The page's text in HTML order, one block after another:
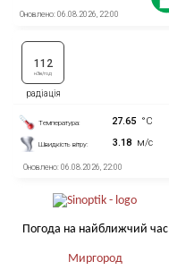
Погода на найближчий час
Миргород